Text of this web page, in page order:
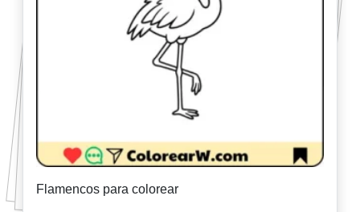
Flamencos para colorear